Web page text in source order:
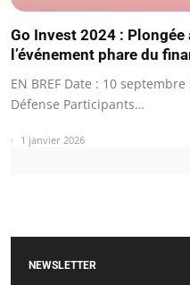
Go Invest 2024 :
l’événement phare du
EN BREF Date : 10
Défense Participants…
1 janvier 2026
NEWSLETTER